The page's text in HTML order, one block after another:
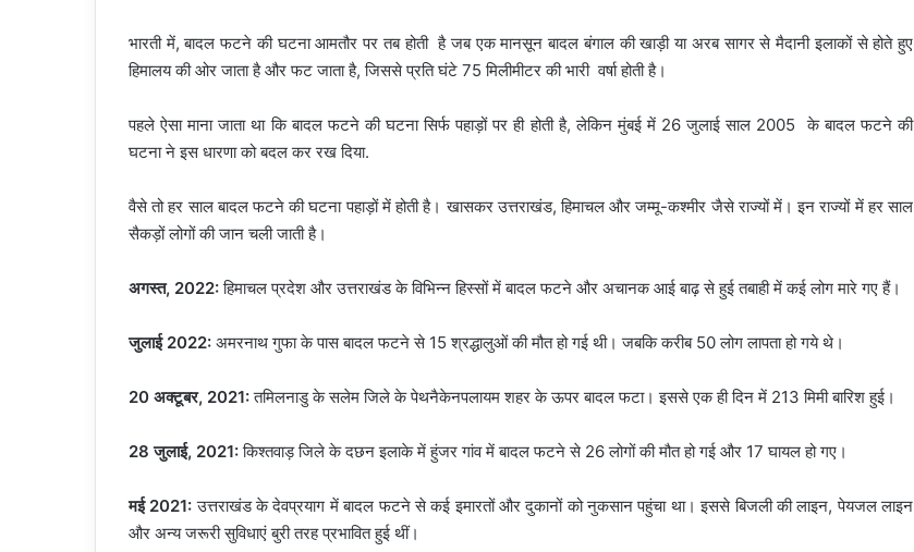
भारती में, बादल फटने की घटना आमतौर पर तब होती है जब एक मानसून बादल बंगाल की खाड़ी या अरब सागर से मैदानी इलाकों से होते हुए
हिमालय की ओर जाता है और फट जाता है, जिससे प्रति घंटे 75 मिलीमीटर की भारी वर्षा होती है।
पहले ऐसा माना जाता था कि बादल फटने की घटना सिर्फ पहाड़ों पर ही होती है, लेकिन मुंबई में 26 जुलाई साल 2005 के बादल फटने की
घटना ने इस धारणा को बदल कर रख दिया.
वैसे तो हर साल बादल फटने की घटना पहाड़ों में होती है। खासकर उत्तराखंड, हिमाचल और जम्मू-कश्मीर जैसे राज्यों में। इन राज्यों में हर साल
सैकड़ों लोगों की जान चली जाती है।
अगस्त, 2022:हिमाचल प्रदेश और उत्तराखंड के विभिन्न हिस्सों में बादल फटने और अचानक आई बाढ़ से हुई तबाही में कई लोग मारे गए हैं।
जुलाई 2022: अमरनाथ गुफा के पास बादल फटने से 15 श्रद्धालुओं की मौत हो गई थी। जबकि करीब 50 लोग लापता हो गये थे।
20 अक्टूबर, 2021:तमिलनाडु के सलेम जिले के पेथनैकेनपलायम शहर के ऊपर बादल फटा। इससे एक ही दिन में 213 मिमी बारिश हुई।
28 जुलाई, 2021:किश्तवाड़ जिले के दछन इलाके में हुंजर गांव में बादल फटने से 26 लोगों की मौत हो गई और 17 घायल हो गए।
मई 2021: उत्तराखंड के देवप्रयाग में बादल फटने से कई इमारतों और दुकानों को नुकसान पहुंचा था। इससे बिजली की लाइन, पेयजल लाइन
और अन्य जरूरी सुविधाएं बुरी तरह प्रभावित हुई थीं।